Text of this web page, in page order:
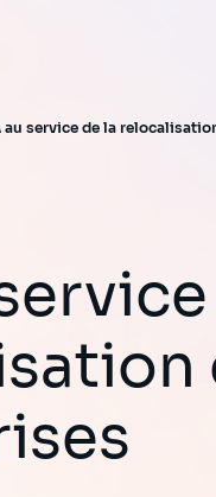
au service de la